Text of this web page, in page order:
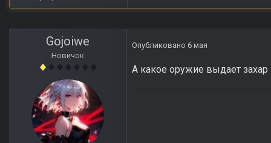
Gojoiwe
Новичок
Опубликовано 6 мая
А какое оружие выдает